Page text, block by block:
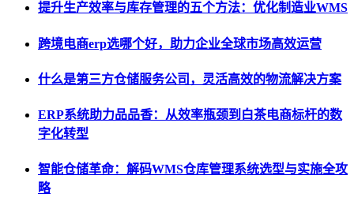
提升生产效率与库存管理的五个方法：优化制造业WMS
跨境电商erp选哪个好，助力企业全球市场高效运营
什么是第三方仓储服务公司，灵活高效的物流解决方案
ERP系统助力品品香：从效率瓶颈到白茶电商标杆的数
字化转型
智能仓储革命：解码WMS仓库管理系统选型与实施全攻
略